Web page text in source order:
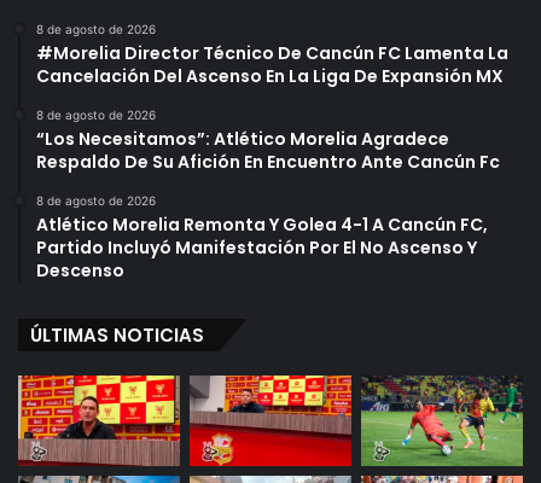
8 de agosto de 2026
#Morelia Director Técnico De Cancún FC Lamenta La
Cancelación Del Ascenso En La Liga De Expansión MX
8 de agosto de 2026
“Los Necesitamos”: Atlético Morelia Agradece
Respaldo De Su Afición En Encuentro Ante Cancún Fc
8 de agosto de 2026
Atlético Morelia Remonta Y Golea 4-1 A Cancún FC,
Partido Incluyó Manifestación Por El No Ascenso Y
Descenso
ÚLTIMAS NOTICIAS